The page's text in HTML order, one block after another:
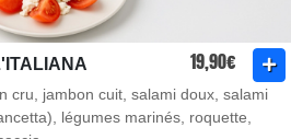
19,90€
cru, jambon cuit, salami doux, salami
légumes marinés, roquette,